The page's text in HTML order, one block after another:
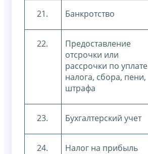
21. Банкротство
22.
Предоставление
отсрочки или
рассрочки по уплате
налога, сбора, пени,
штрафа
23. Бухгалтерский учет
24. Налог на прибыль